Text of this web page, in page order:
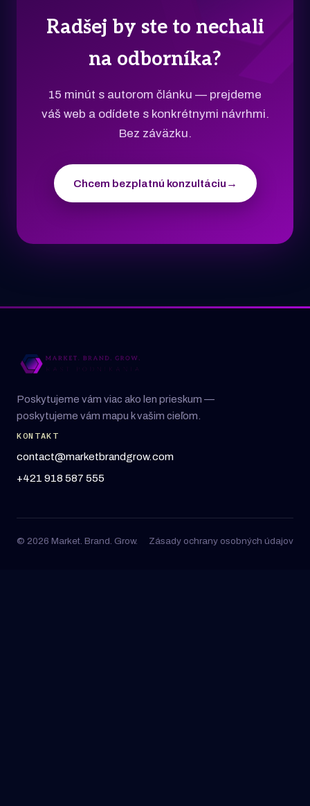
Radšej by ste to nechali
na odborníka?
15 minút s autorom článku — prejdeme
váš web a odídete s konkrétnymi návrhmi.
Bez záväzku.
Chcem bezplatnú konzultáciu →
Poskytujeme vám viac ako len prieskum —
poskytujeme vám mapu k vašim cieľom.
KONTAKT
contact@marketbrandgrow.com
+421 918 587 555
© 2026 Market. Brand. Grow. Zásady ochrany osobných údajov